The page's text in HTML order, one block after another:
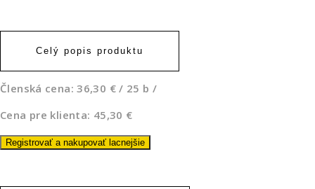
Celý popis produktu
Členská cena: 36,30 € / 25 b /
Cena pre klienta: 45,30 €
Registrovať a nakupovať lacnejšie